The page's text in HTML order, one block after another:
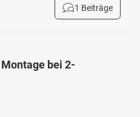
1 Beiträge
bei 2-